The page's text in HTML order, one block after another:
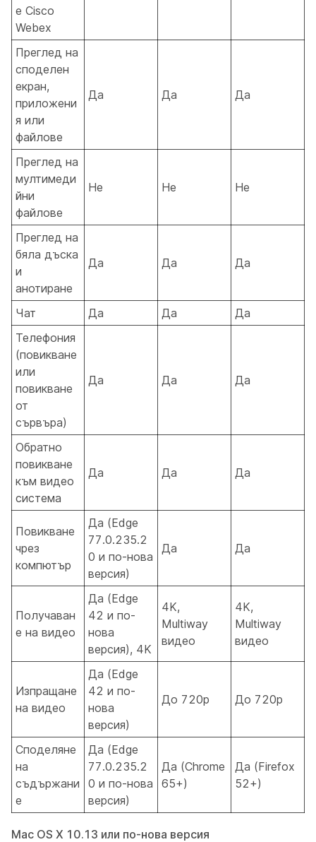
е Cisco
Webex
Преглед на
споделен
екран,
приложени
я или
файлове
Да Да Да
Преглед на
мултимеди
йни
файлове
Не Не Не
Преглед на
бяла дъска
и
анотиране
Да Да Да
Чат Да Да
Да
Телефония
(повикване
или
повикване
от
сървъра)
Да Да Да
Обратно
повикване
към видео
система
Да Да Да
Повикване
чрез
компютър
Да (Edge
77.0.235.2
0 и по-нова
версия)
Да Да
Получаван
е на видео
Да (Edge
42 и по-
нова
версия), 4K
4K,
Multiway
видео
4K,
Multiway
видео
Изпращане
на видео
Да (Edge
42 и по-
нова
версия)
До 720p До 720p
Споделяне
на
съдържани
е
Да (Edge
77.0.235.2
0 и по-нова
версия)
Да (Chrome
65+)
Да (Firefox
52+)
Mac OS X 10.13 или по-нова версия